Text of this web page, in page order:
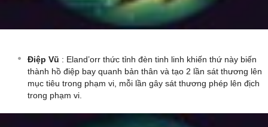
Điệp Vũ : Eland’orr thức tỉnh đèn tinh linh khiến thứ này biến
thành hồ điệp bay quanh bản thân và tạo 2 lần sát thương lên
mục tiêu trong phạm vi, mỗi lần gây sát thương phép lên địch
trong phạm vi.